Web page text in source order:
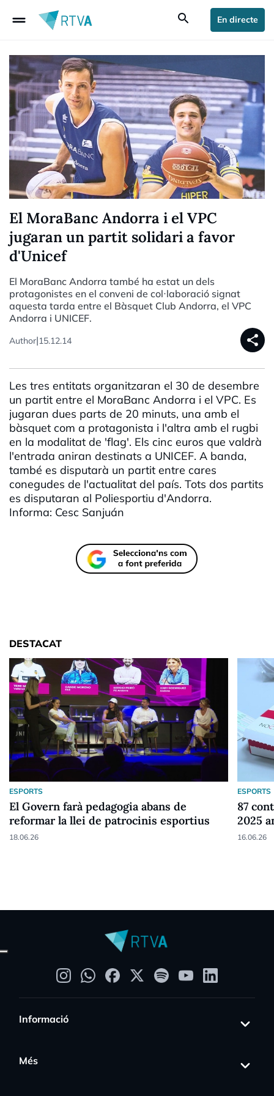
drag_handle search En directe
El MoraBanc Andorra i el VPC
jugaran un partit solidari a favor
d'Unicef
El MoraBanc Andorra també ha estat un dels
protagonistes en el conveni de col·laboració signat
aquesta tarda entre el Bàsquet Club Andorra, el VPC
Andorra i UNICEF.
Author|15.12.14 share
Les tres entitats organitzaran el 30 de desembre
un partit entre el MoraBanc Andorra i el VPC. Es
jugaran dues parts de 20 minuts, una amb el
bàsquet com a protagonista i l'altra amb el rugbi
en la modalitat de 'flag'. Els cinc euros que valdrà
l'entrada aniran destinats a UNICEF. A banda,
també es disputarà un partit entre cares
conegudes de l'actualitat del país. Tots dos partits
es disputaran al Poliesportiu d'Andorra.
Informa: Cesc Sanjuán
DESTACAT
ESPORTS
El Govern farà pedagogia abans de
reformar la llei de patrocinis esportius
18.06.26
ESPORTS
87
2025
16.06.26
Informació
Més